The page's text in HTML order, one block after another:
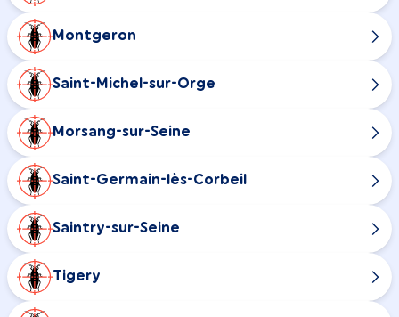
Montgeron
Saint-Michel-sur-Orge
Morsang-sur-Seine
Saint-Germain-lès-Corbeil
Saintry-sur-Seine
Tigery